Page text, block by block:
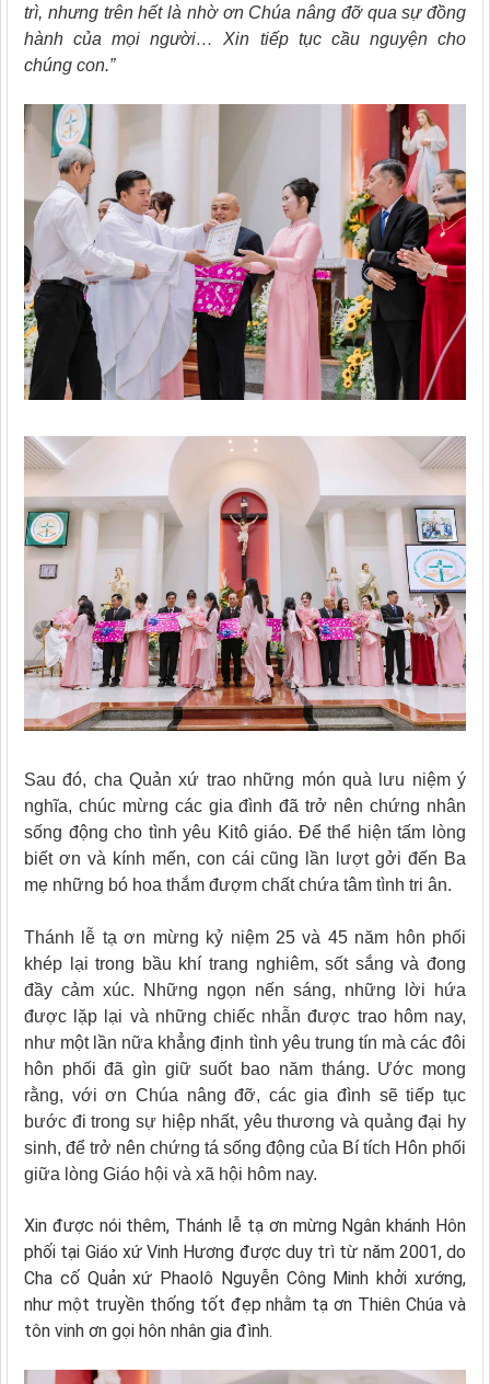
trì, nhưng trên hết là nhờ ơn Chúa nâng đỡ qua sự đồng
hành của mọi người… Xin tiếp tục cầu nguyện cho
chúng con.”
Sau đó, cha Quản xứ trao những món quà lưu niệm ý
nghĩa, chúc mừng các gia đình đã trở nên chứng nhân
sống động cho tình yêu Kitô giáo. Để thể hiện tấm lòng
biết ơn và kính mến, con cái cũng lần lượt gởi đến Ba
mẹ những bó hoa thắm đượm chất chứa tâm tình tri ân.
Thánh lễ tạ ơn mừng kỷ niệm 25 và 45 năm hôn phối
khép lại trong bầu khí trang nghiêm, sốt sắng và đong
đầy cảm xúc. Những ngọn nến sáng, những lời hứa
được lặp lại và những chiếc nhẫn được trao hôm nay,
như một lần nữa khẳng định tình yêu trung tín mà các đôi
hôn phối đã gìn giữ suốt bao năm tháng. Ước mong
rằng, với ơn Chúa nâng đỡ, các gia đình sẽ tiếp tục
bước đi trong sự hiệp nhất, yêu thương và quảng đại hy
sinh, để trở nên chứng tá sống động của Bí tích Hôn phối
giữa lòng Giáo hội và xã hội hôm nay.
Xin được nói thêm, Thánh lễ tạ ơn mừng Ngân khánh Hôn
phối tại Giáo xứ Vinh Hương được duy trì từ năm 2001, do
Cha cố Quản xứ Phaolô Nguyễn Công Minh khởi xướng,
như một truyền thống tốt đẹp nhằm tạ ơn Thiên Chúa và
tôn vinh ơn gọi hôn nhân gia đình.